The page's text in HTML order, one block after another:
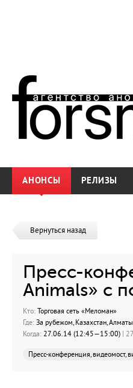
АНОНСЫ РЕЛИЗЫ
Вернуться назад
Пресс-
Animals» с
Кто: Торговая сеть «Меломан»
Где: За рубежом, Казахстан,
Когда: 27.06.14 (12:45—15:00) |
Пресс-конференция, видеомост,